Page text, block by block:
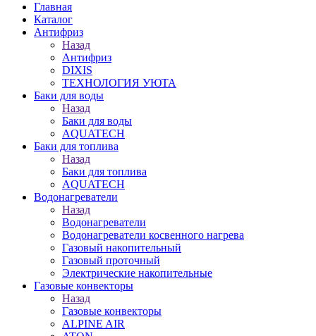
Главная
Каталог
Антифриз
Назад
Антифриз
DIXIS
ТЕХНОЛОГИЯ УЮТА
Баки для воды
Назад
Баки для воды
AQUATECH
Баки для топлива
Назад
Баки для топлива
AQUATECH
Водонагреватели
Назад
Водонагреватели
Водонагреватели косвенного нагрева
Газовый накопительный
Газовый проточный
Электрические накопительные
Газовые конвекторы
Назад
Газовые конвекторы
ALPINE AIR